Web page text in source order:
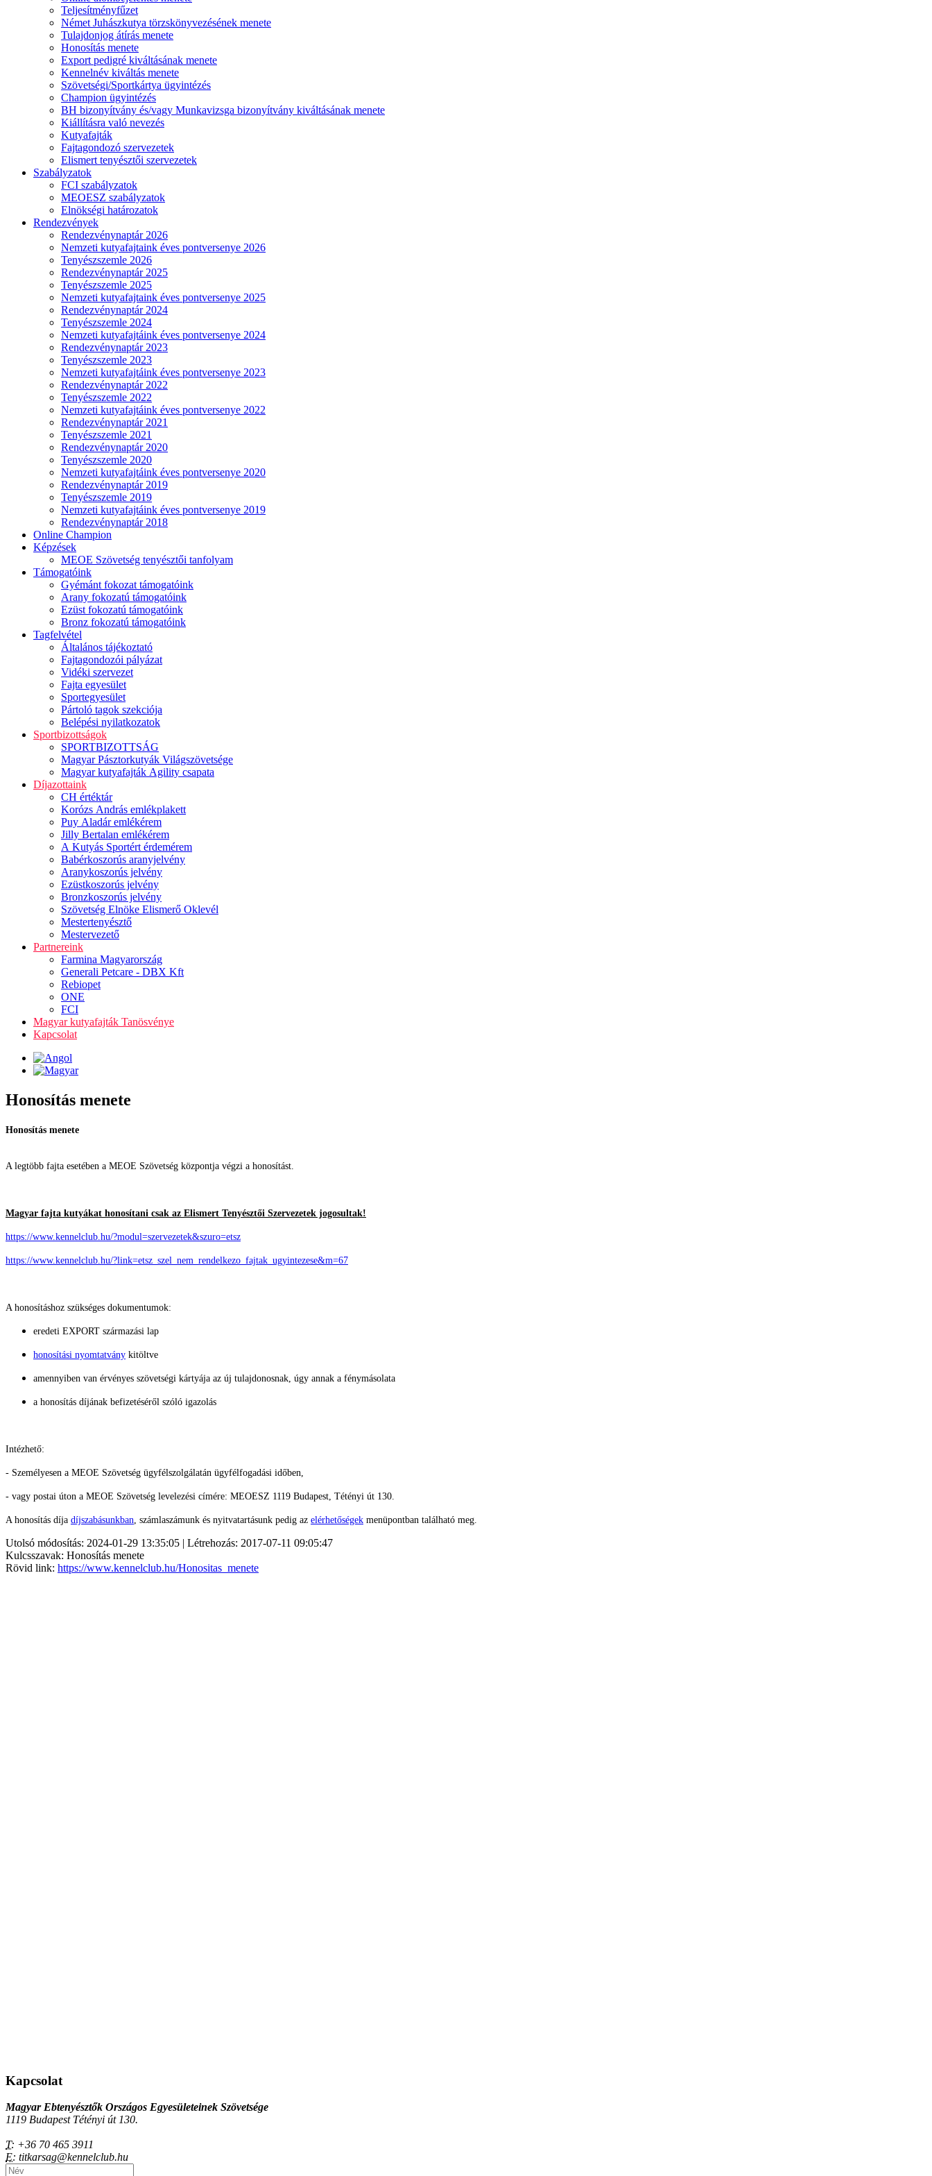
Teljesítményfűzet
Német Juhászkutya törzskönyvezésének menete
Tulajdonjog átírás menete
Honosítás menete
Export pedigré kiváltásának menete
Kennelnév kiváltás menete
Szövetségi/Sportkártya ügyintézés
Champion ügyintézés
BH bizonyítvány és/vagy Munkavizsga bizonyítvány kiváltásának menete
Kiállításra való nevezés
Kutyafajták
Fajtagondozó szervezetek
Elismert tenyésztői szervezetek
Szabályzatok
FCI szabályzatok
MEOESZ szabályzatok
Elnökségi határozatok
Rendezvények
Rendezvénynaptár 2026
Nemzeti kutyafajtaink éves pontversenye 2026
Tenyészszemle 2026
Rendezvénynaptár 2025
Tenyészszemle 2025
Nemzeti kutyafajtaink éves pontversenye 2025
Rendezvénynaptár 2024
Tenyészszemle 2024
Nemzeti kutyafajtáink éves pontversenye 2024
Rendezvénynaptár 2023
Tenyészszemle 2023
Nemzeti kutyafajtáink éves pontversenye 2023
Rendezvénynaptár 2022
Tenyészszemle 2022
Nemzeti kutyafajtáink éves pontversenye 2022
Rendezvénynaptár 2021
Tenyészszemle 2021
Rendezvénynaptár 2020
Tenyészszemle 2020
Nemzeti kutyafajtáink éves pontversenye 2020
Rendezvénynaptár 2019
Tenyészszemle 2019
Nemzeti kutyafajtáink éves pontversenye 2019
Rendezvénynaptár 2018
Online Champion
Képzések
MEOE Szövetség tenyésztői tanfolyam
Támogatóink
Gyémánt fokozat támogatóink
Arany fokozatú támogatóink
Ezüst fokozatú támogatóink
Bronz fokozatú támogatóink
Tagfelvétel
Általános tájékoztató
Fajtagondozói pályázat
Vidéki szervezet
Fajta egyesület
Sportegyesület
Pártoló tagok szekciója
Belépési nyilatkozatok
Sportbizottságok
SPORTBIZOTTSÁG
Magyar Pásztorkutyák Világszövetsége
Magyar kutyafajták Agility csapata
Díjazottaink
CH értéktár
Korózs András emlékplakett
Puy Aladár emlékérem
Jilly Bertalan emlékérem
A Kutyás Sportért érdemérem
Babérkoszorús aranyjelvény
Aranykoszorús jelvény
Ezüstkoszorús jelvény
Bronzkoszorús jelvény
Szövetség Elnöke Elismerő Oklevél
Mestertenyésztő
Mestervezető
Partnereink
Farmina Magyarország
Generali Petcare - DBX Kft
Rebiopet
ONE
FCI
Magyar kutyafajták Tanösvénye
Kapcsolat
Honosítás menete
Honosítás menete
A legtöbb fajta esetében a MEOE Szövetség központja végzi a honosítást.
Magyar fajta kutyákat honosítani csak az Elismert Tenyésztői Szervezetek jogosultak!
https://www.kennelclub.hu/?modul=szervezetek&szuro=etsz
https://www.kennelclub.hu/?link=etsz_szel_nem_rendelkezo_fajtak_ugyintezese&m=67
A honosításhoz szükséges dokumentumok:
eredeti EXPORT származási lap
honosítási nyomtatvány kitöltve
amennyiben van érvényes szövetségi kártyája az új tulajdonosnak, úgy annak a fénymásolata
a honosítás díjának befizetéséről szóló igazolás
Intézhető:
- Személyesen a MEOE Szövetség ügyfélszolgálatán ügyfélfogadási időben,
- vagy postai úton a MEOE Szövetség levelezési címére: MEOESZ 1119 Budapest, Tétényi út 130.
A honosítás díja díjszabásunkban , számlaszámunk és nyitvatartásunk pedig az elérhetőségek menüpontban található meg.
Utolsó módosítás: 2024-01-29 13:35:05 | Létrehozás: 2017-07-11 09:05:47
Kulcsszavak: Honosítás menete
Rövid link: https://www.kennelclub.hu/Honositas_menete
Kapcsolat
Magyar Ebtenyésztők Országos Egyesületeinek Szövetsége
1119 Budapest Tétényi út 130.
T: +36 70 465 3911
E: titkarsag@kennelclub.hu